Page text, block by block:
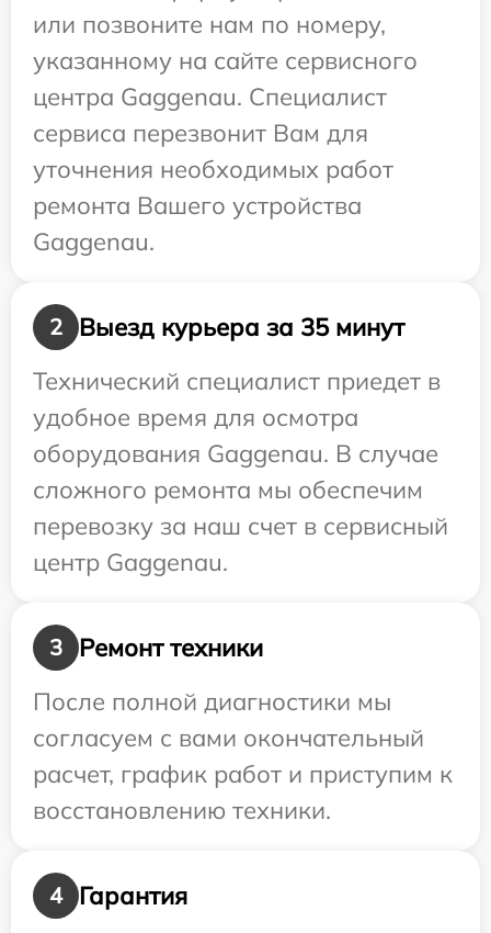
или позвоните нам по номеру,
указанному на сайте сервисного
центра Gaggenau. Специалист
сервиса перезвонит Вам для
уточнения необходимых работ
ремонта Вашего устройства
Gaggenau.
2
Выезд курьера за 35 минут
Технический специалист приедет в
удобное время для осмотра
оборудования Gaggenau. В случае
сложного ремонта мы обеспечим
перевозку за наш счет в сервисный
центр Gaggenau.
3
Ремонт техники
После полной диагностики мы
согласуем с вами окончательный
расчет, график работ и приступим к
восстановлению техники.
4
Гарантия